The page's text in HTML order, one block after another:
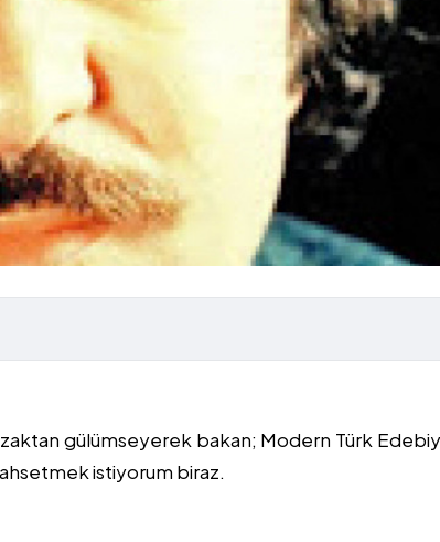
gülümseyerek bakan; Modern Türk
istiyorum biraz.